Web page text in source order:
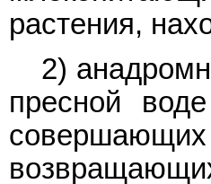
растения,
2)
пресной